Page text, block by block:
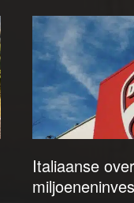
Italiaanse